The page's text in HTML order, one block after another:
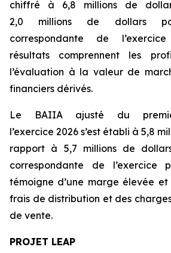
chiffré à 6,8 millions de
2,0 millions de dollars
correspondante de
résultats comprennent les
l’évaluation à la valeur de
financiers dérivés.
Le BAIIA ajusté du
l’exercice 2026 s’est établi à 5,8
rapport à 5,7 millions de
correspondante de l’exercice
témoigne d’une marge élevée
frais de distribution et des
de vente.
PROJET LEAP